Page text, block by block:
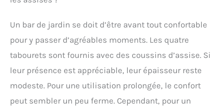
Un bar de jardin se doit d’être avant tout confortable
pour y passer d’agréables moments. Les quatre
tabourets sont fournis avec des coussins d’assise. Si
leur présence est appréciable, leur épaisseur reste
modeste. Pour une utilisation prolongée, le confort
peut sembler un peu ferme. Cependant, pour un